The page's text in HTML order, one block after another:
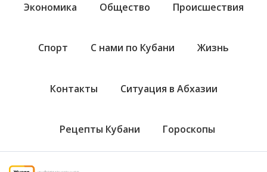
Экономика Общество Происшествия
Спорт С нами по Кубани Жизнь
Контакты Ситуация в Абхазии
Рецепты Кубани Гороскопы